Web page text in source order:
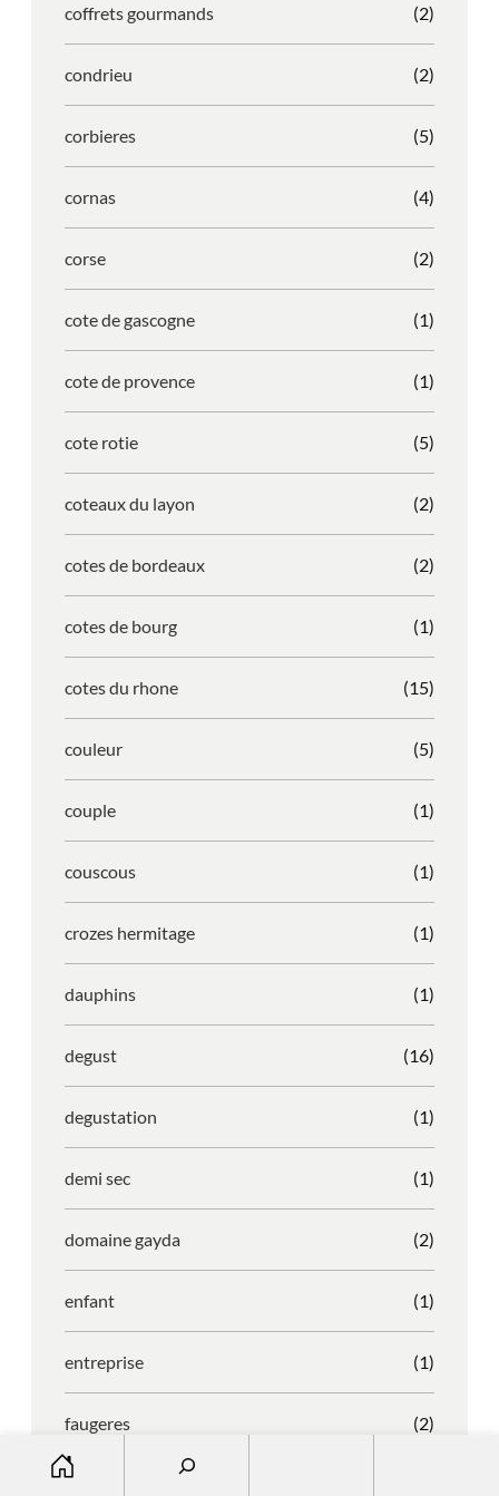
coffrets gourmands (2)
condrieu (2)
corbieres (5)
cornas (4)
corse (2)
cote de gascogne (1)
cote de provence (1)
cote rotie (5)
coteaux du layon (2)
cotes de bordeaux (2)
cotes de bourg (1)
cotes du rhone (15)
couleur (5)
couple (1)
couscous (1)
crozes hermitage (1)
dauphins (1)
degust (16)
degustation (1)
demi sec (1)
domaine gayda (2)
enfant (1)
entreprise (1)
faugeres (2)
faustino